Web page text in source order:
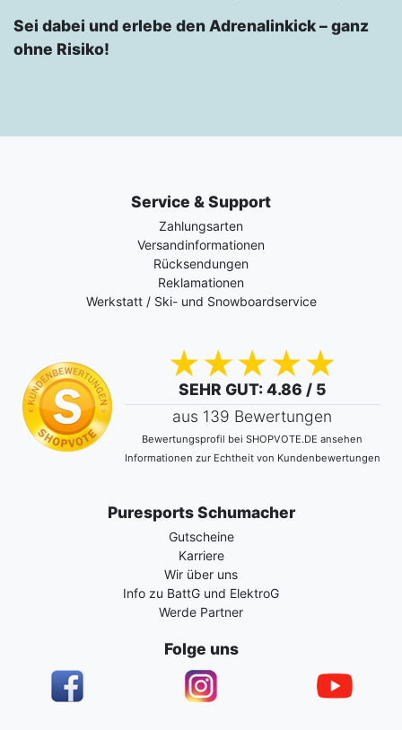
Sei dabei und erlebe den Adrenalinkick – ganz
ohne Risiko!
Service & Support
Zahlungsarten
Versandinformationen
Rücksendungen
Reklamationen
Werkstatt / Ski- und Snowboardservice
SEHR GUT: 4.86 / 5
aus 139 Bewertungen
Bewertungsprofil bei SHOPVOTE.DE ansehen
Informationen zur Echtheit von Kundenbewertungen
Puresports Schumacher
Gutscheine
Karriere
Wir über uns
Info zu BattG und ElektroG
Werde Partner
Folge uns